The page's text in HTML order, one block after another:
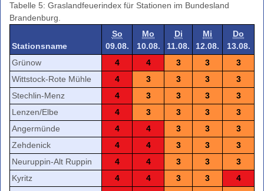
Tabelle 5: Graslandfeuerindex für Stationen im Bundesland
Brandenburg.
Stationsname
So
09.08.
Mo
10.08.
Di
11.08.
Mi
12.08.
Do
13.08.
Grünow
4 4 3 3
3
Wittstock-Rote Mühle
4 3 3 3
3
Stechlin-Menz
4 3 3 3
3
Lenzen/Elbe
4 3 3 3
3
Angermünde
4 4 3 3
3
Zehdenick
4 4 3 3
3
Neuruppin-Alt Ruppin
4 4 3 3
3
Kyritz
4 4 3 3
4